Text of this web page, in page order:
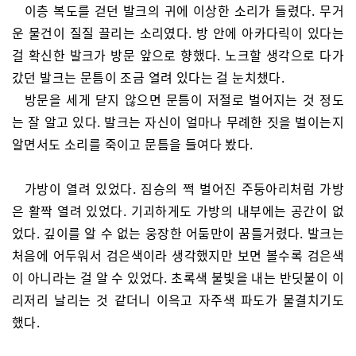
이층 복도를 걷던 발크의 귀에 이상한 소리가 들렸다. 무거
운 물건이 질질 끌리는 소리였다. 방 안에 아카다릭이 있다는
걸 확신한 발크가 방문 앞으로 향했다. 노크할 생각으로 다가
갔던 발크는 문틈이 조금 열려 있다는 걸 눈치챘다.
방문을 세게 닫지 않으면 문틈이 저절로 벌어지는 것 정도
는 잘 알고 있다. 발크는 자신이 얼마나 무례한 짓을 벌이는지
알면서도 소리를 죽이고 문틈을 들여다 봤다.
가방이 열려 있었다. 짐승의 쩍 벌어진 주둥아리처럼 가방
은 활짝 열려 있었다. 기괴하게도 가방의 내부에는 공간이 없
었다. 깊이를 알 수 없는 웅장한 어둠만이 꿈틀거렸다. 발크는
처음에 어두워서 검은색이라 생각했지만 보면 볼수록 검은색
이 아니라는 걸 알 수 있었다. 초록색 불빛을 내는 반딧불이 이
리저리 날리는 것 같더니 이윽고 자주색 파도가 물결치기도
했다.